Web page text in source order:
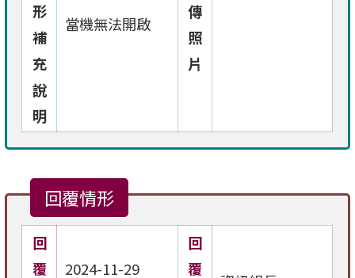
形
補
充
說
明
當機無法開啟
傳
照
片
回覆情形
回
覆
2024-11-29
回
覆